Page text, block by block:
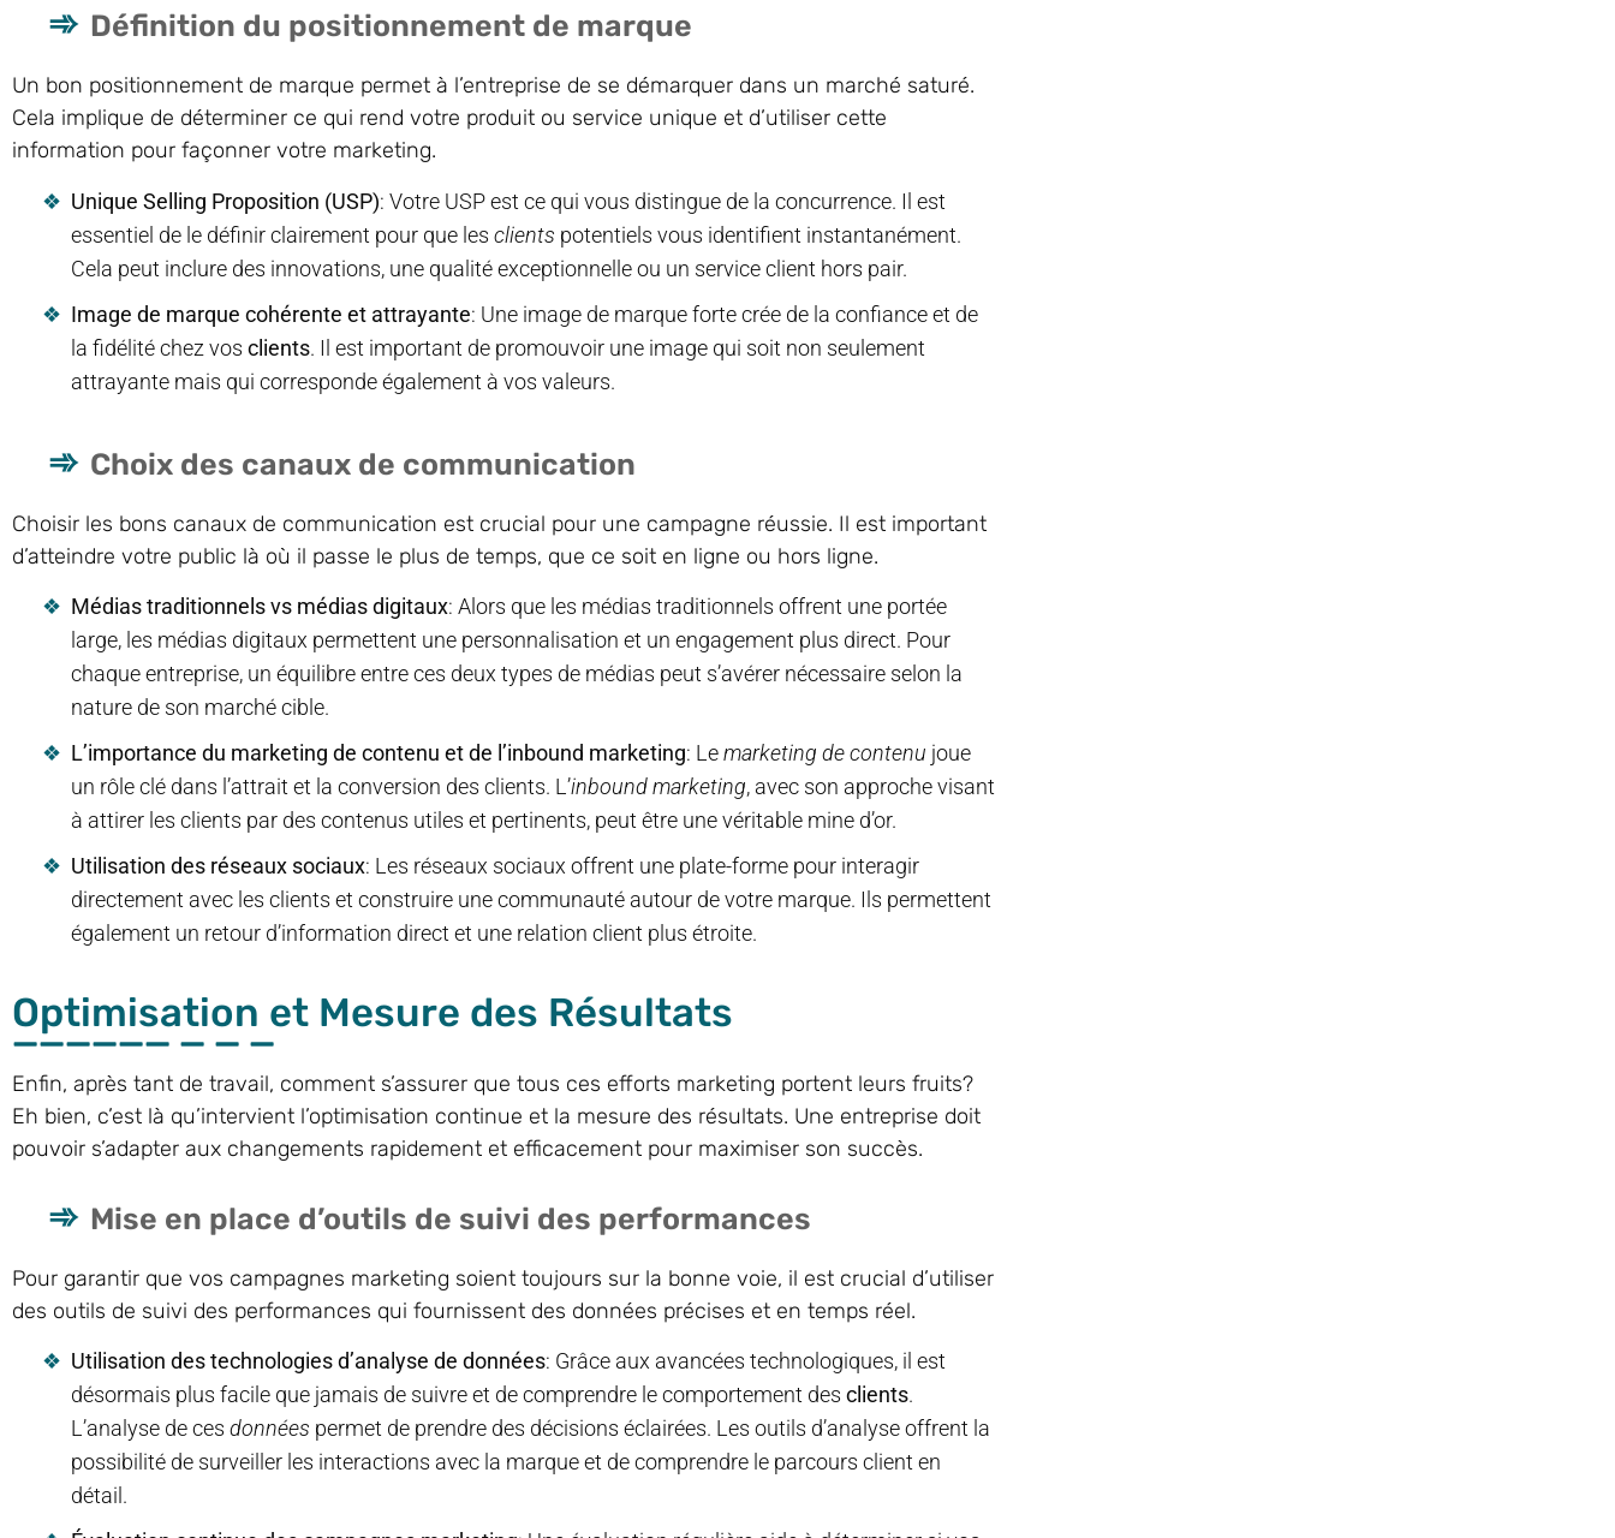
Définition du positionnement de marque
Un bon positionnement de marque permet à l’entreprise de se démarquer dans un marché saturé.
Cela implique de déterminer ce qui rend votre produit ou service unique et d’utiliser cette
information pour façonner votre marketing.
Unique Selling Proposition (USP): Votre USP est ce qui vous distingue de la concurrence. Il est
essentiel de le définir clairement pour que les clients potentiels vous identifient instantanément.
Cela peut inclure des innovations, une qualité exceptionnelle ou un service client hors pair.
Image de marque cohérente et attrayante: Une image de marque forte crée de la confiance et de
la fidélité chez vos clients. Il est important de promouvoir une image qui soit non seulement
attrayante mais qui corresponde également à vos valeurs.
Choix des canaux de communication
Choisir les bons canaux de communication est crucial pour une campagne réussie. Il est important
d’atteindre votre public là où il passe le plus de temps, que ce soit en ligne ou hors ligne.
Médias traditionnels vs médias digitaux: Alors que les médias traditionnels offrent une portée
large, les médias digitaux permettent une personnalisation et un engagement plus direct. Pour
chaque entreprise, un équilibre entre ces deux types de médias peut s’avérer nécessaire selon la
nature de son marché cible.
L’importance du marketing de contenu et de l’inbound marketing: Lemarketing de contenu joue
un rôle clé dans l’attrait et la conversion des clients. L’inbound marketing, avec son approche visant
à attirer les clients par des contenus utiles et pertinents, peut être une véritable mine d’or.
Utilisation des réseaux sociaux: Les réseaux sociaux offrent une plate-forme pour interagir
directement avec les clients et construire une communauté autour de votre marque. Ils permettent
également un retour d’information direct et une relation client plus étroite.
Optimisation et Mesure des Résultats
Enfin, après tant de travail, comment s’assurer que tous ces efforts marketing portent leurs fruits?
Eh bien, c’est là qu’intervient l’optimisation continue et la mesure des résultats. Une entreprise doit
pouvoir s’adapter aux changements rapidement et efficacement pour maximiser son succès.
Mise en place d’outils de suivi des performances
Pour garantir que vos campagnes marketing soient toujours sur la bonne voie, il est crucial d’utiliser
des outils de suivi des performances qui fournissent des données précises et en temps réel.
Utilisation des technologies d’analyse de données: Grâce aux avancées technologiques, il est
désormais plus facile que jamais de suivre et de comprendre le comportement des clients.
L’analyse de ces données permet de prendre des décisions éclairées. Les outils d’analyse offrent la
possibilité de surveiller les interactions avec la marque et de comprendre le parcours client en
détail.